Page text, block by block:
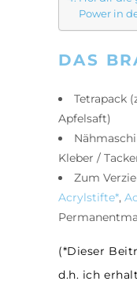
Power in
DAS
Tetrapack
Apfelsaft)
Kleber /
Zum
Acrylstifte*,
(*Dieser
d.h. ich